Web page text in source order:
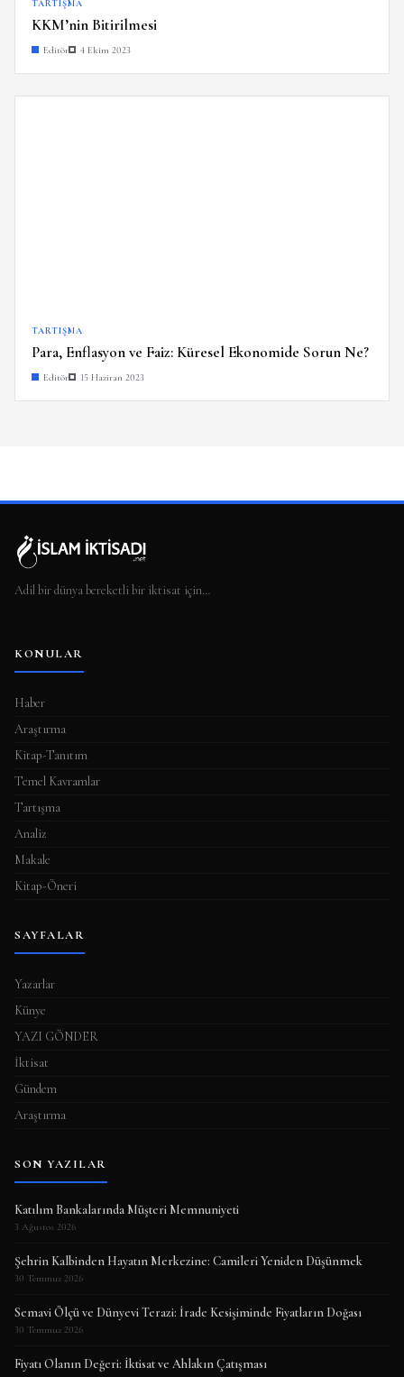
TARTIŞMA
KKM’nin Bitirilmesi
Editör 4 Ekim 2023
TARTIŞMA
Para, Enflasyon ve Faiz: Küresel Ekonomide Sorun Ne?
Editör 15 Haziran 2023
Adil bir dünya bereketli bir iktisat için…
KONULAR
Haber
Araştırma
Kitap-Tanıtım
Temel Kavramlar
Tartışma
Analiz
Makale
Kitap-Öneri
SAYFALAR
Yazarlar
Künye
YAZI GÖNDER
İktisat
Gündem
Araştırma
SON YAZILAR
Katılım Bankalarında Müşteri Memnuniyeti
3 Ağustos 2026
Şehrin Kalbinden Hayatın Merkezine: Camileri Yeniden Düşünmek
30 Temmuz 2026
Semavi Ölçü ve Dünyevi Terazi: İrade Kesişiminde Fiyatların Doğası
30 Temmuz 2026
Fiyatı Olanın Değeri: İktisat ve Ahlakın Çatışması